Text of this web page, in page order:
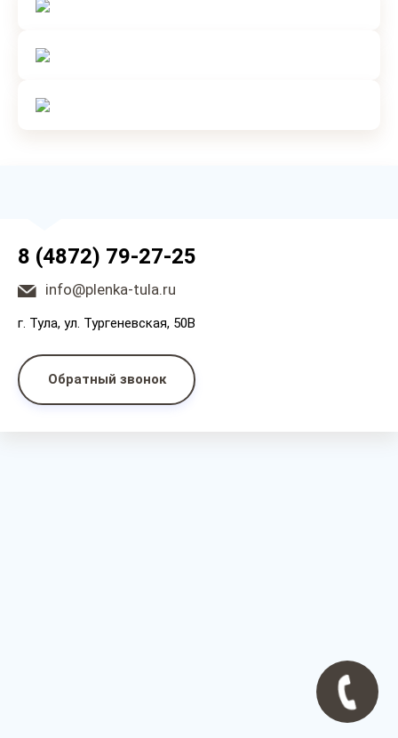
8 (4872) 79-27-25
info@plenka-tula.ru
г. Тула, ул. Тургеневская, 50В
Обратный звонок